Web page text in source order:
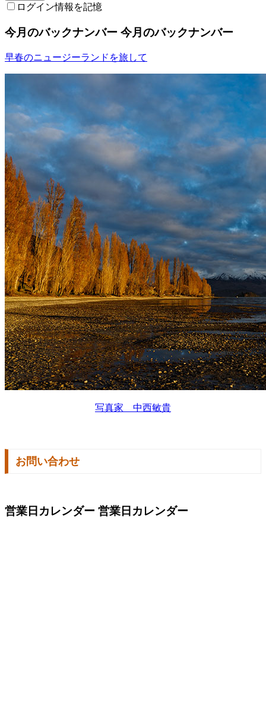
ログイン情報を記憶
今月のバックナンバー 今月のバックナンバー
早春のニュージーランドを旅して
写真家 中西敏貴
お問い合わせ
営業日カレンダー 営業日カレンダー